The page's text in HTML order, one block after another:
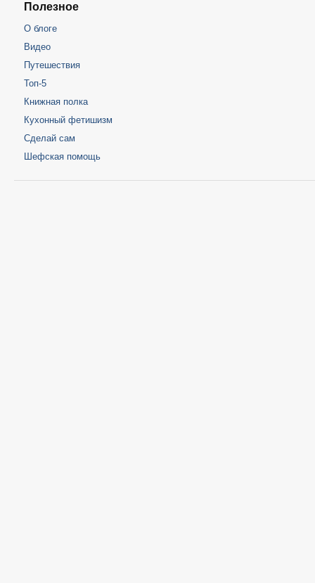
Полезное
О блоге
Видео
Путешествия
Топ-5
Книжная полка
Кухонный фетишизм
Сделай сам
Шефская помощь